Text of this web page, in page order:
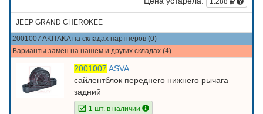
JEEP GRAND CHEROKEE
2001007 AKITAKA на складах партнеров (0)
Варианты замен на нашем и других складах (4)
2001007 ASVA
сайлентблок переднего нижнего рычага
задний
1 шт. в наличии